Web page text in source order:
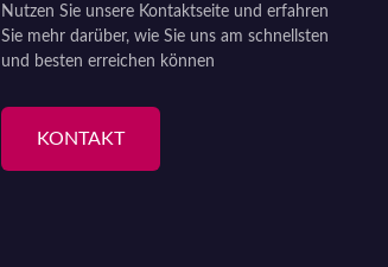
Nutzen Sie unsere Kontaktseite und erfahren
Sie mehr darüber, wie Sie uns am schnellsten
und besten erreichen können
KONTAKT